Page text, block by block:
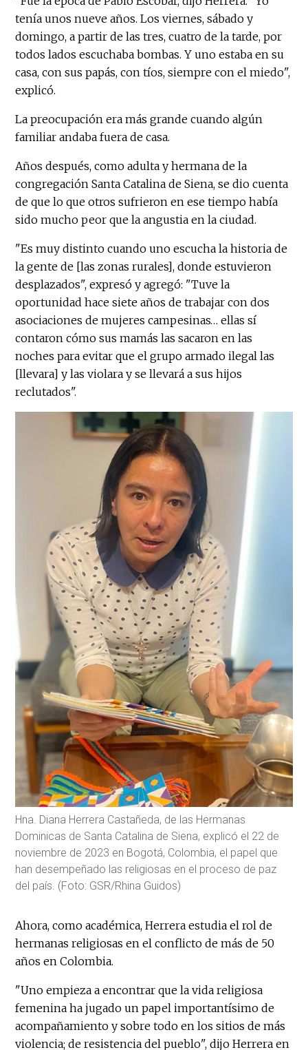
tenía unos nueve años. Los viernes, sábado y
domingo, a partir de las tres, cuatro de la tarde, por
todos lados escuchaba bombas. Y uno estaba en su
casa, con sus papás, con tíos, siempre con el miedo",
explicó.
La preocupación era más grande cuando algún
familiar andaba fuera de casa.
Años después, como adulta y hermana de la
congregación Santa Catalina de Siena, se dio cuenta
de que lo que otros sufrieron en ese tiempo había
sido mucho peor que la angustia en la ciudad.
"Es muy distinto cuando uno escucha la historia de
la gente de [las zonas rurales], donde estuvieron
desplazados", expresó y agregó: "Tuve la
oportunidad hace siete años de trabajar con dos
asociaciones de mujeres campesinas… ellas sí
contaron cómo sus mamás las sacaron en las
noches para evitar que el grupo armado ilegal las
[llevara] y las violara y se llevará a sus hijos
reclutados".
Hna. Diana Herrera Castañeda, de las Hermanas
Dominicas de Santa Catalina de Siena, explicó el 22 de
noviembre de 2023 en Bogotá, Colombia, el papel que
han desempeñado las religiosas en el proceso de paz
del país. (Foto: GSR/Rhina Guidos)
Ahora, como académica, Herrera estudia el rol de
hermanas religiosas en el conflicto de más de 50
años en Colombia.
"Uno empieza a encontrar que la vida religiosa
femenina ha jugado un papel importantísimo de
acompañamiento y sobre todo en los sitios de más
violencia; de resistencia del pueblo", dijo Herrera en